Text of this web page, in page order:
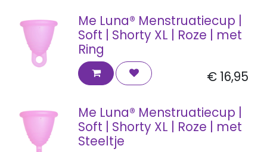
Me Luna® Menstruatiecup |
Soft | Shorty XL | Roze | met
Ring
€ 16,95
Me Luna® Menstruatiecup |
Soft | Shorty XL | Roze | met
Steeltje